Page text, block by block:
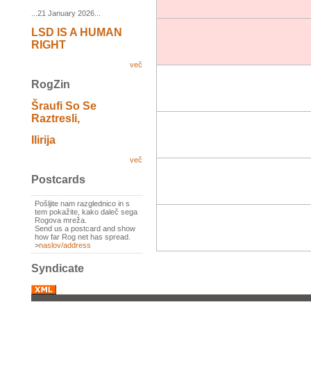
...21 January 2026...
LSD IS A HUMAN
RIGHT
več
RogZin
Šraufi So Se
Raztresli,
Ilirija
več
Postcards
Pošljite nam razglednico in s
tem pokažite, kako daleč sega
Rogova mreža.
Send us a postcard and show
how far Rog net has spread.
>naslov/address
Syndicate